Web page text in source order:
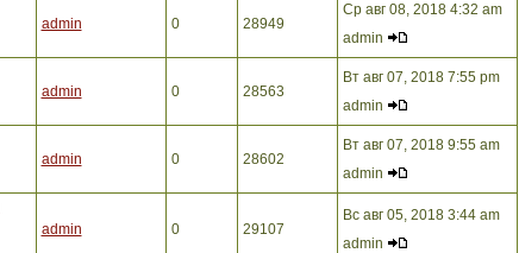
admin 0 28949
Ср авг 08, 2018 4:32 am
admin
admin 0 28563
Вт авг 07, 2018 7:55 pm
admin
admin 0 28602
Вт авг 07, 2018 9:55 am
admin
admin 0 29107
Вс авг 05, 2018 3:44 am
admin